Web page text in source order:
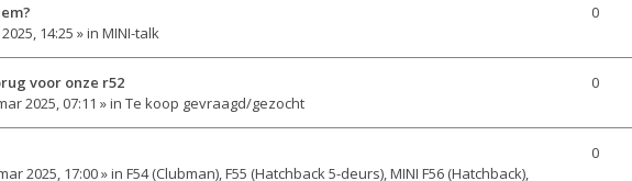
14:25 » in MINI-talk
0
voor onze r52
2025, 07:11 » in Te koop gevraagd/gezocht
0
2025, 17:00 » in F54 (Clubman), F55 (Hatchback 5-deurs), MINI F56 (Hatchback),
0